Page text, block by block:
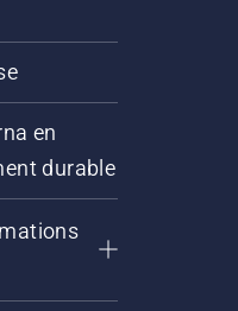
en
durable